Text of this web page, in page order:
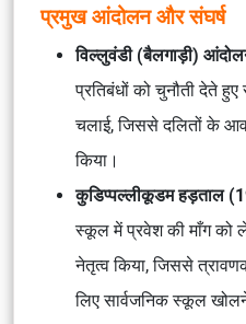
प्रमुख आंदोलन और संघर्ष
विल्लुवंडी (बैलगाड़ी)
प्रतिबंधों को चुनौती देते
चलाई, जिससे दलितों के
किया।
कुडिप्पल्लीकूडम हड़ताल
स्कूल में प्रवेश की माँग को
नेतृत्व किया, जिससे
लिए सार्वजनिक स्कूल